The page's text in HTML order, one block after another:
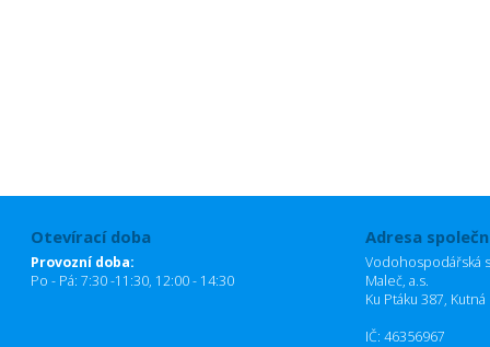
Otevírací doba
Provozní doba:
Po - Pá: 7:30 -11:30, 12:00 - 14:30
Adresa
Vodohospodářská
Maleč, a.s.
Ku Ptáku 387,
IČ: 46356967